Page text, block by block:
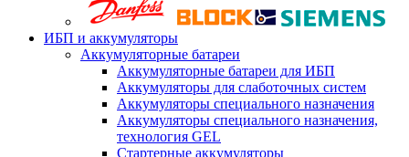
ИБП и аккумуляторы
Аккумуляторные батареи
Аккумуляторные батареи для ИБП
Аккумуляторы для слаботочных систем
Аккумуляторы специального назначения
Аккумуляторы специального назначения,
технология GEL
Стартерные аккумуляторы